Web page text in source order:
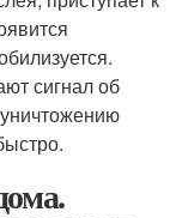
сигнал об